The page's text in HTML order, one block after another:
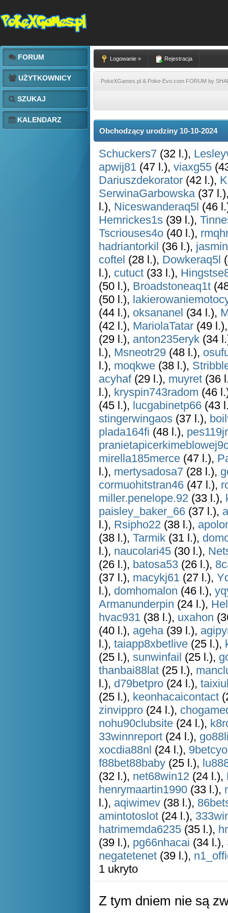
FORUM
UŻYTKOWNICY
SZUKAJ
KALENDARZ
Logowanie » Rejestracja
PokeXGames.pl & Poke-Evo.com FORUM by
Obchodzący urodziny 10-10-2024
Schuckers7 (32 l.),
apwij81 (47 l.), viaxg55
Dariuszdekorator (42 l.),
SerwinaGarbowska(37
l.), Niceswanderaq5l (46
Hemrickes1s (39 l.),
Tscriouses4o (40 l.),
hadriantorkil (36 l.),
coftel (28 l.), Dowkeraq5l
l.), cutuct (33 l.),
(50 l.), Broadstoneaq1t
(50 l.),
(44 l.), oksananel (34 l.),
(42 l.), MariolaTatar (49
(29 l.), anton235eryk (34
l.), Msneotr29 (48 l.),
l.), moqkwe (38 l.),
acyhaf(29 l.), muyret (36
l.), kryspin743radom (46
(45 l.), lucgabinetp66 (43
stingerwingaos (37 l.),
plada164fi (48 l.), pes119jr
mirella185merce (47 l.),
l.), mertysadosa7 (28 l.),
cormuohitstran46 (47 l.),
miller.penelope.92 (33 l.),
paisley_baker_66 (37 l.),
l.), Rsipho22 (38 l.),
(38 l.), Tarmik (31 l.),
l.), naucolari45 (30 l.),
(26 l.), batosa53 (26 l.),
(37 l.), macykj61 (27 l.),
l.), domhomalon (46 l.),
Armanunderpin (24 l.),
hvac931 (38 l.), uxahon
(40 l.), ageha(39 l.),
l.), taiapp8xbetlive (25 l.),
(25 l.), sunwinfail (25 l.),
thanbai88lat (25 l.),
l.), d79betpro (24 l.),
(25 l.), keonhacaicontact
zinvippro (24 l.),
nohu90clubsite (24 l.),
33winnreport (24 l.),
xocdia88nl (24 l.),
f88bet88baby (25 l.),
(32 l.), net68win12 (24 l.),
henrymaartin1990 (33 l.),
l.), aqiwimev (38 l.),
amintotoslot (24 l.),
hatrimemda6235 (35 l.),
(39 l.), pg66nhacai (34 l.),
negatetenet (39 l.),
1 ukryto
Z tym dniem nie są